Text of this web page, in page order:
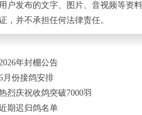
户发布的文字、图片、音视频等资
，并不承担任何法律责任。
年封棚公告
月份接鸽安排
烈庆祝收鸽突破7000羽
期迟归鸽名单